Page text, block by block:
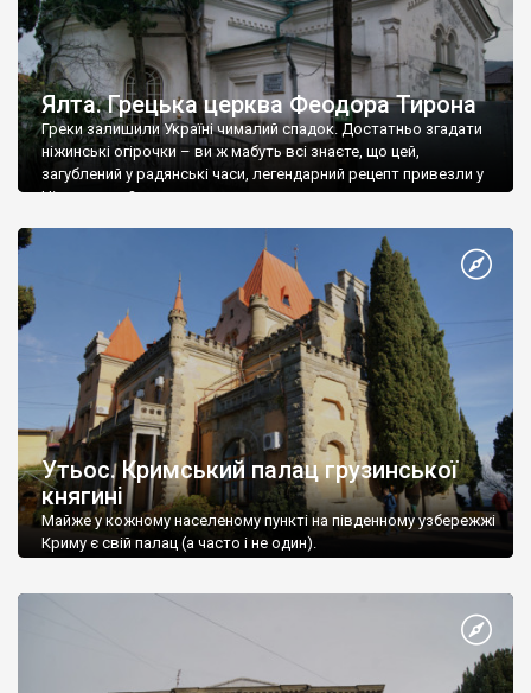
Ялта. Грецька церква Феодора Тирона
Греки залишили Україні чималий спадок. Достатньо згадати
ніжинські огірочки – ви ж мабуть всі знаєте, що цей,
загублений у радянські часи, легендарний рецепт привезли у
Ніжин греки?
Утьос. Кримський палац грузинської
княгині
Майже у кожному населеному пункті на південному узбережжі
Криму є свій палац (а часто і не один).